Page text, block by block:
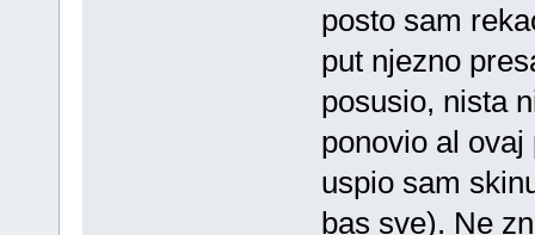
posto sam
put njezno
posusio, nista
ponovio al
uspio sam
bas sve). Ne